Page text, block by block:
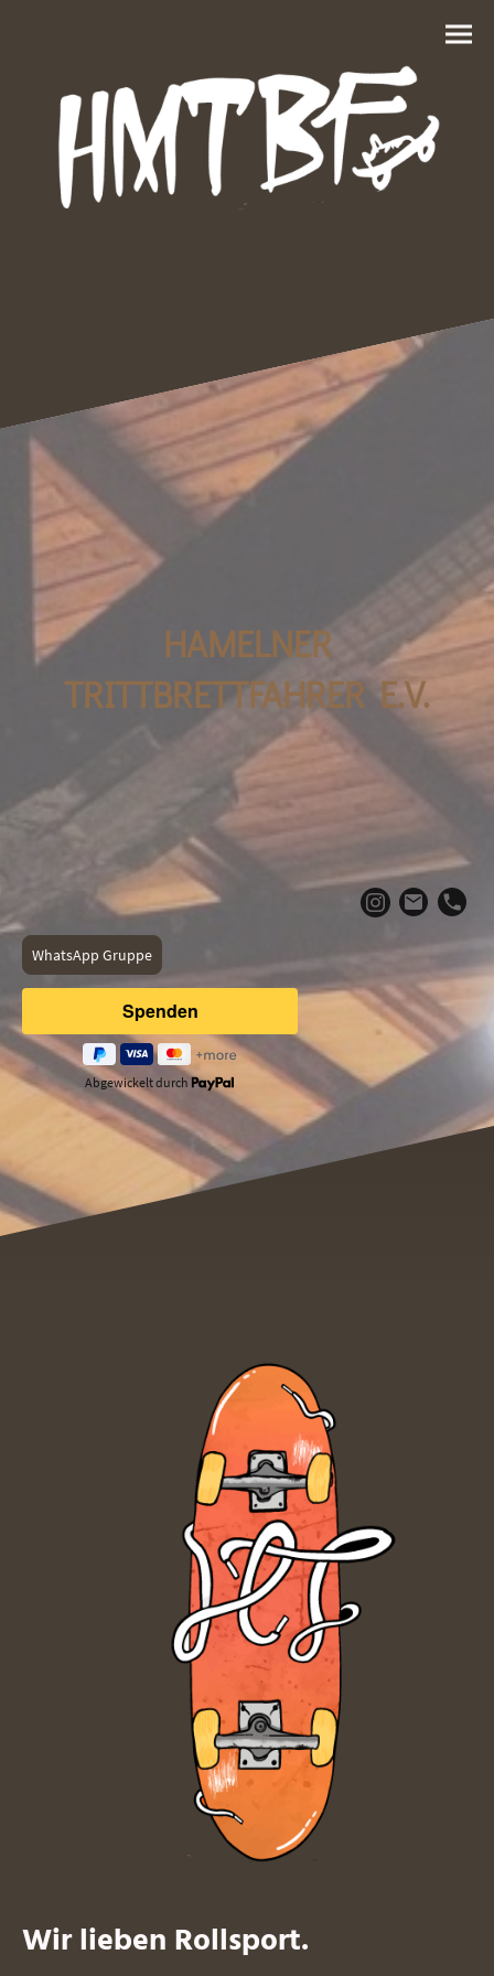
HAMELNER
TRITTBRETTFAHRER E.V.
WhatsApp Gruppe
Abgewickelt durch
Wir lieben Rollsport.